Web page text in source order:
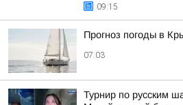
09:15
Прогноз погоды в
07:03
Турнир по русским